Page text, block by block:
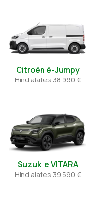
Citroën ë-Jumpy
Hind alates 38 990 €
Suzuki e VITARA
Hind alates 39 590 €